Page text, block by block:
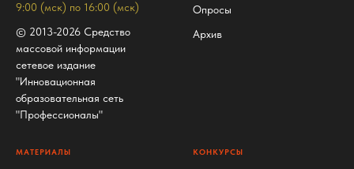
9:00 (мск) по 16:00 (мск)
© 2013-2026 Средство
массовой информации
сетевое издание
"Инновационная
образовательная сеть
"Профессионалы"
Опросы
Архив
МАТЕРИАЛЫ КОНКУРСЫ